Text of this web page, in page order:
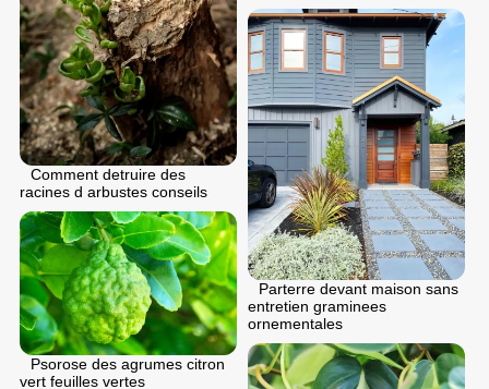
Comment detruire des
racines d arbustes conseils
Parterre devant maison sans
entretien graminees
ornementales
Psorose des agrumes citron
vert feuilles vertes